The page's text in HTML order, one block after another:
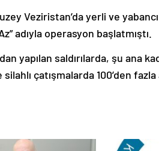
Veziristan’da yerli ve
adıyla operasyon başlatmıştı.
yapılan saldırılarda, şu ana
çatışmalarda 100’den